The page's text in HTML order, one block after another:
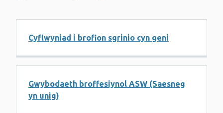
Cyflwyniad i brofion sgrinio cyn geni
Gwybodaeth broffesiynol ASW (Saesneg
yn unig)